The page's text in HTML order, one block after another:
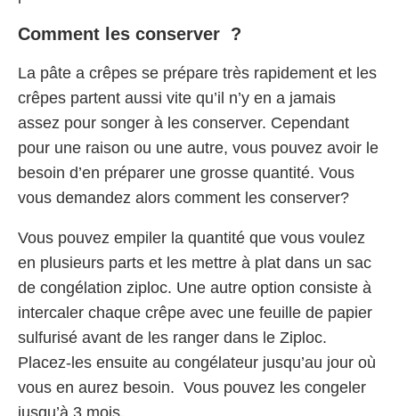
Comment les conserver ?
La pâte a crêpes se prépare très rapidement et les
crêpes partent aussi vite qu’il n’y en a jamais
assez pour songer à les conserver. Cependant
pour une raison ou une autre, vous pouvez avoir le
besoin d’en préparer une grosse quantité. Vous
vous demandez alors comment les conserver?
Vous pouvez empiler la quantité que vous voulez
en plusieurs parts et les mettre à plat dans un sac
de congélation ziploc. Une autre option consiste à
intercaler chaque crêpe avec une feuille de papier
sulfurisé avant de les ranger dans le Ziploc.
Placez-les ensuite au congélateur jusqu’au jour où
vous en aurez besoin. Vous pouvez les congeler
jusqu’à 3 mois.